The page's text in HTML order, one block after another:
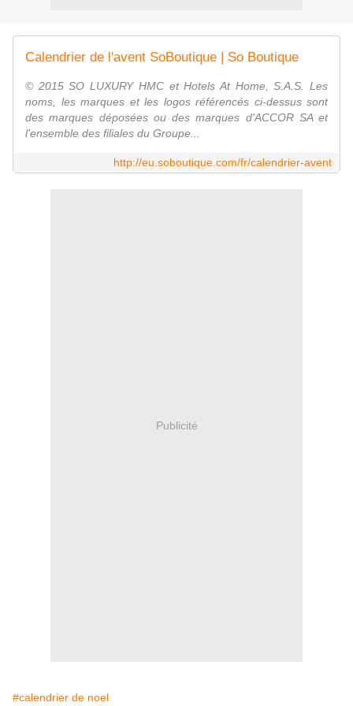
Calendrier de l'avent SoBoutique | So Boutique
© 2015 SO LUXURY HMC et Hotels At Home, S.A.S. Les
noms, les marques et les logos référencés ci-dessus sont
des marques déposées ou des marques d'ACCOR SA et
l'ensemble des filiales du Groupe...
http://eu.soboutique.com/fr/calendrier-avent
Publicité
#calendrier de noel